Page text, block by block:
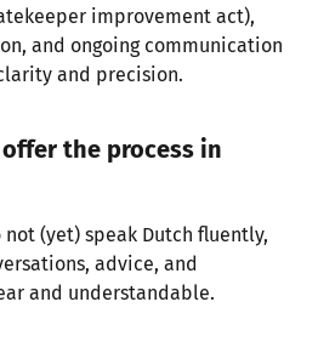
improvement act),
and ongoing communication
and precision.
the process in
not (yet) speak Dutch fluently,
advice, and
and understandable.